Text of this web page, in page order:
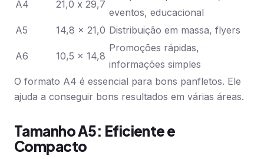
A4 21,0 x 29,7
eventos, educacional
A5
14,8 x 21,0 Distribuição em massa, flyers
A6 10,5 x 14,8
Promoções rápidas,
informações simples
O formato A4 é essencial para bons panfletos. Ele
ajuda a conseguir bons resultados em várias áreas.
Tamanho A5: Eficiente e
Compacto